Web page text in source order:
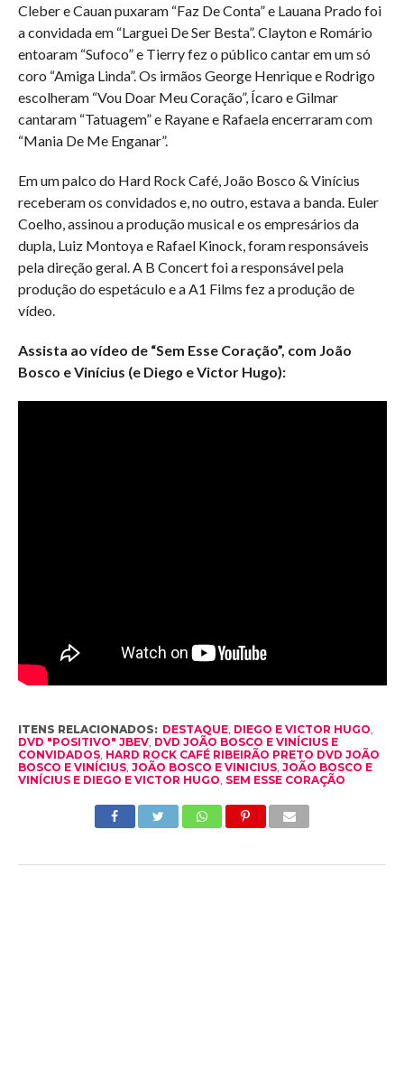
Cleber e Cauan puxaram “Faz De Conta” e Lauana Prado foi
a convidada em “Larguei De Ser Besta”. Clayton e Romário
entoaram “Sufoco” e Tierry fez o público cantar em um só
coro “Amiga Linda”. Os irmãos George Henrique e Rodrigo
escolheram “Vou Doar Meu Coração”, Ícaro e Gilmar
cantaram “Tatuagem” e Rayane e Rafaela encerraram com
“Mania De Me Enganar”.
Em um palco do Hard Rock Café, João Bosco & Vinícius
receberam os convidados e, no outro, estava a banda. Euler
Coelho, assinou a produção musical e os empresários da
dupla, Luiz Montoya e Rafael Kinock, foram responsáveis
pela direção geral. A B Concert foi a responsável pela
produção do espetáculo e a A1 Films fez a produção de
vídeo.
Assista ao vídeo de “Sem Esse Coração”, com João
Bosco e Vinícius (e Diego e Victor Hugo):
ITENS RELACIONADOS: DESTAQUE, DIEGO E VICTOR HUGO
DVD "POSITIVO" JBEV, DVD JOÃO BOSCO E VINÍCIUS E
CONVIDADOS, HARD ROCK CAFÉ RIBEIRÃO PRETO DVD JOÃO
BOSCO E VINÍCIUS, JOÃO BOSCO E VINICIUS, JOÃO BOSCO E
VINÍCIUS E DIEGO E VICTOR HUGO SEM ESSE CORAÇÃO